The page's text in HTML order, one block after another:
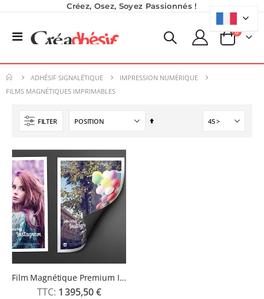
Créez, Osez, Soyez Passionnés !
Basculer
Panier
0produits
ADHÉSIF SIGNALÉTIQUE
IMPRESSION NUMÉRIQUE
FILMS MAGNÉTIQUES IMPRIMABLES
FILTER
Par
Film Magnétique Premium Imprimable 300 µm
1 395,50 €
59,99 €
49,99 €
8,25 €
À partir de 5,40 €
Pack 6L Encres pour transfert DTF avec solution de nettoyage
Rating:
289,00 €
240,83 €
0,00 €